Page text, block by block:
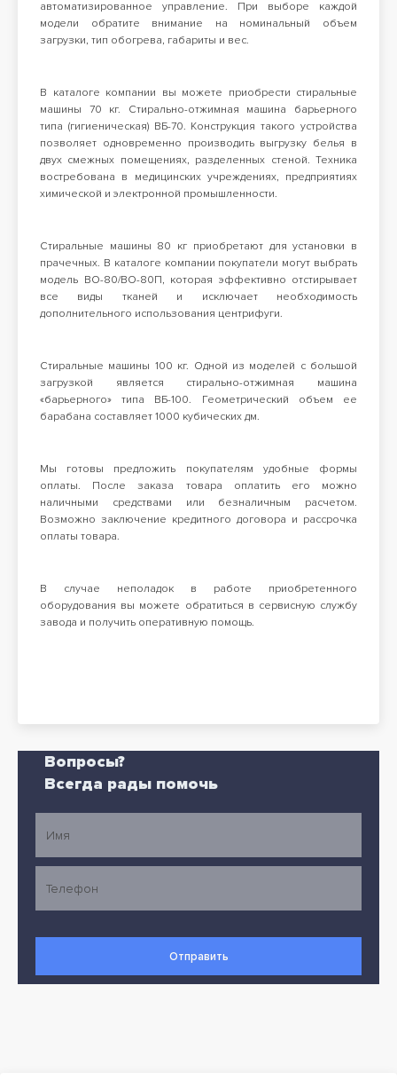
автоматизированное управление. При выборе каждой
модели обратите внимание на номинальный объем
загрузки, тип обогрева, габариты и вес.
В каталоге компании вы можете приобрести стиральные
машины 70 кг. Стирально-отжимная машина барьерного
типа (гигиеническая) ВБ-70. Конструкция такого устройства
позволяет одновременно производить выгрузку белья в
двух смежных помещениях, разделенных стеной. Техника
востребована в медицинских учреждениях, предприятиях
химической и электронной промышленности.
Стиральные машины 80 кг приобретают для установки в
прачечных. В каталоге компании покупатели могут выбрать
модель ВО-80/ВО-80П, которая эффективно отстирывает
все виды тканей и исключает необходимость
дополнительного использования центрифуги.
Стиральные машины 100 кг. Одной из моделей с большой
загрузкой является стирально-отжимная машина
«барьерного» типа ВБ-100. Геометрический объем ее
барабана составляет 1000 кубических дм.
Мы готовы предложить покупателям удобные формы
оплаты. После заказа товара оплатить его можно
наличными средствами или безналичным расчетом.
Возможно заключение кредитного договора и рассрочка
оплаты товара.
В случае неполадок в работе приобретенного
оборудования вы можете обратиться в сервисную службу
завода и получить оперативную помощь.
Вопросы?
Всегда рады помочь
Отправить